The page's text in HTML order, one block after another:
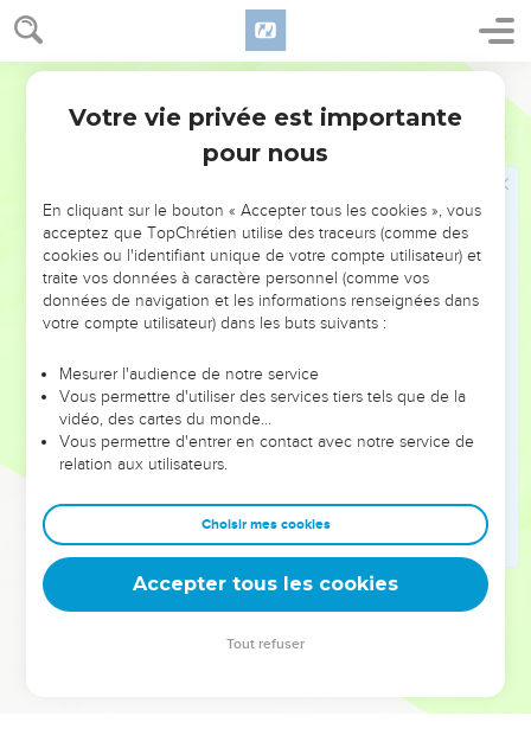
NE MANQUEZ PAS L’ÉVÉNEMENT
DE L’ANNÉE !
ET SI LEURS ERREURS POUVAIENT VOUS ÉVITER LES
VOTRES ?
leur foi ou leur vision. Mais on voit moins les doutes, les erreurs
et les saisons difficiles qu'ils ont traversés, alors même que ce
sont elles qui les ont façonnés.
Dans cette conférence, leaders, entrepreneurs, et responsables
clés pour avancer avec plus de sagesse afin que leurs erreurs
deviennent vos tremplins. Que vous guidiez un ministère, une
équipe, un groupe ou une famille, leur expérience est faite
Psaumes 21
Votre vie privée est importante
pour nous
En cliquant sur le bouton « Accepter tous les cookies », vous
acceptez que TopChrétien utilise des traceurs (comme des
cookies ou l'identifiant unique de votre compte utilisateur) et
traite vos données à caractère personnel (comme vos
données de navigation et les informations renseignées dans
votre compte utilisateur) dans les buts suivants :
Mesurer l'audience de notre service
Vous permettre d'utiliser des services tiers tels que de la
vidéo, des cartes du monde…
Vous permettre d'entrer en contact avec notre service de
relation aux utilisateurs.
Choisir mes cookies
Accepter tous les cookies
Tout refuser